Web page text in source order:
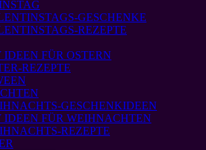
GESCHENKE
REZEPTE
IDEEN FÜR OSTERN
REZEPTE
GESCHENKIDEEN
IDEEN FÜR WEIHNACHTEN
REZEPTE